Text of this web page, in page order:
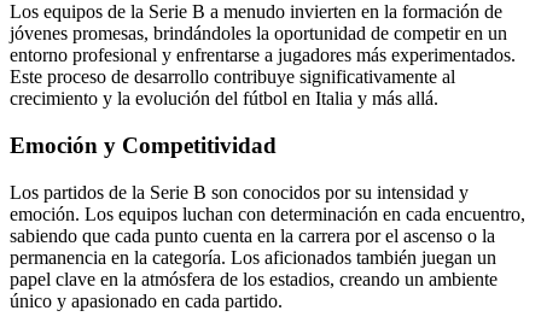
Los equipos de la Serie B a menudo invierten en la formación de
jóvenes promesas, brindándoles la oportunidad de competir en un
entorno profesional y enfrentarse a jugadores más experimentados.
Este proceso de desarrollo contribuye significativamente al
crecimiento y la evolución del fútbol en Italia y más allá.
Emoción y Competitividad
Los partidos de la Serie B son conocidos por su intensidad y
emoción. Los equipos luchan con determinación en cada encuentro,
sabiendo que cada punto cuenta en la carrera por el ascenso o la
permanencia en la categoría. Los aficionados también juegan un
papel clave en la atmósfera de los estadios, creando un ambiente
único y apasionado en cada partido.